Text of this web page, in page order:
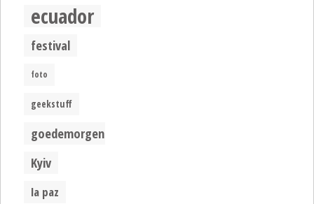
ecuador
festival
foto
geekstuff
goedemorgen
Kyiv
la paz